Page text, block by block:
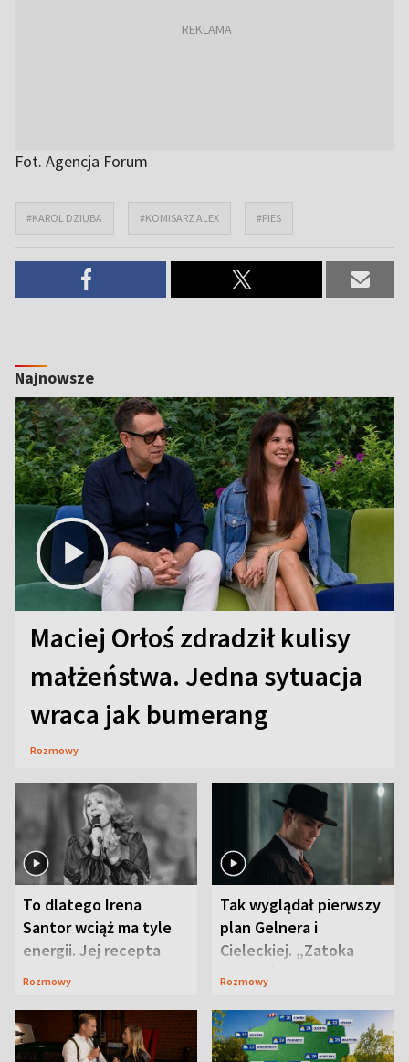
Fot. Agencja Forum
#KAROL DZIUBA #KOMISARZ ALEX #PIES
Najnowsze
Maciej Orłoś zdradził kulisy
małżeństwa. Jedna sytuacja
wraca jak bumerang
Rozmowy
To dlatego Irena
Santor wciąż ma tyle
energii. Jej recepta
jest zaskakująco
Rozmowy
Tak wyglądał pierwszy
plan Gelnera i
Cieleckiej. „Zatoka
szpiegów” od razu ich
Rozmowy